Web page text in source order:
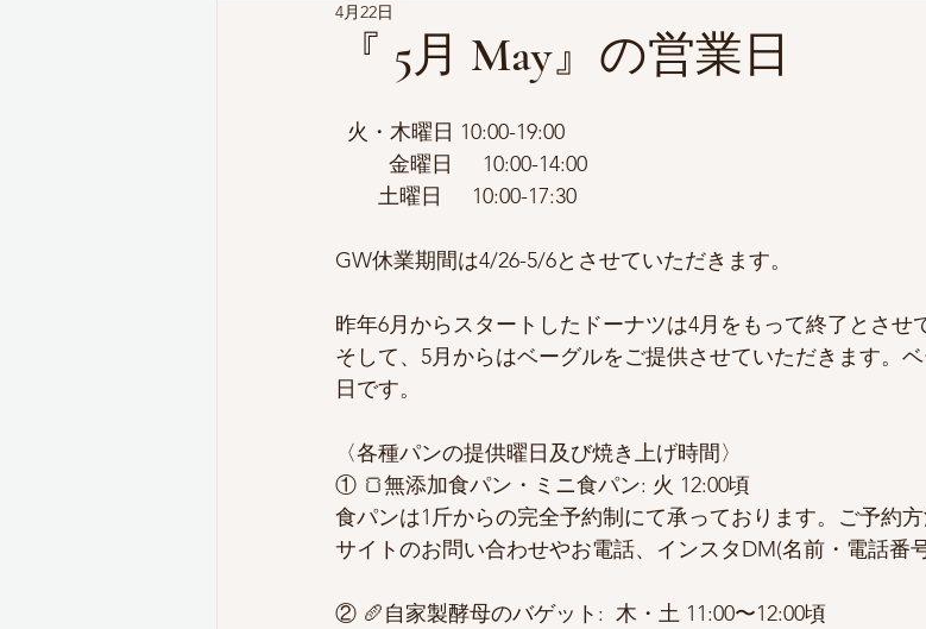
『 5月 May』の営業日
4月22日
  火・木曜日 10:00-19:00
金曜日     10:00-14:00
土曜日     10:00-17:30
GW休業期間は4/26-5/6とさせていただきます。
昨年6月からスタートしたドーナツは4月をもって終了とさせ
そして、5月からはベーグルをご提供させていただきます。
日です。
〈各種パンの提供曜日及び焼き上げ時間〉
① 🍞無添加食パン・ミニ食パン: 火 12:00頃
食パンは1斤からの完全予約制にて承っております。ご予約
サイトのお問い合わせやお電話、インスタDM(名前・電話番
② 🥖自家製酵母のバゲット:  木・土 11:00〜12:00頃